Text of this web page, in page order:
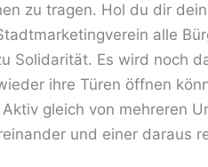
zu tragen. Hol du dir
alle
Solidarität. Es wird noch
ihre Türen öffnen
gleich von mehreren
und einer daraus